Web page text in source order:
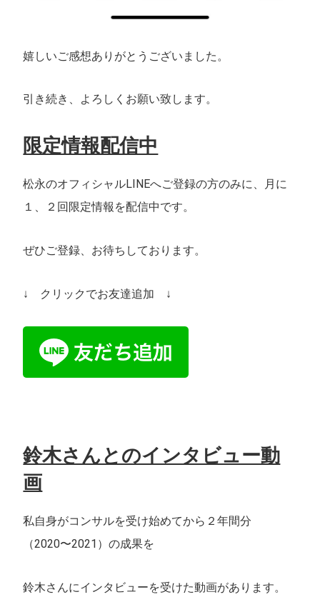
嬉しいご感想ありがとうございました。
引き続き、よろしくお願い致します。
限定情報配信中
松永のオフィシャルLINEへご登録の方のみに、月に
１、２回限定情報を配信中です。
ぜひご登録、お待ちしております。
↓ クリックでお友達追加 ↓
鈴木さんとのインタビュー動
画
私自身がコンサルを受け始めてから２年間分
（2020〜2021）の成果を
鈴木さんにインタビューを受けた動画があります。